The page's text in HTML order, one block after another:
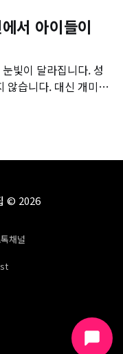
서 아이들이
빛이 달라집니다. 성
않습니다. 대신 개미의
니다. 자연 속에 온전
니다.
© 2026
채널